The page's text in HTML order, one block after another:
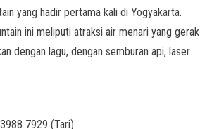
yang hadir pertama kali di Yogyakarta.
ini meliputi atraksi air menari yang gerak
dengan lagu, dengan semburan api, laser
7929 (Tari)